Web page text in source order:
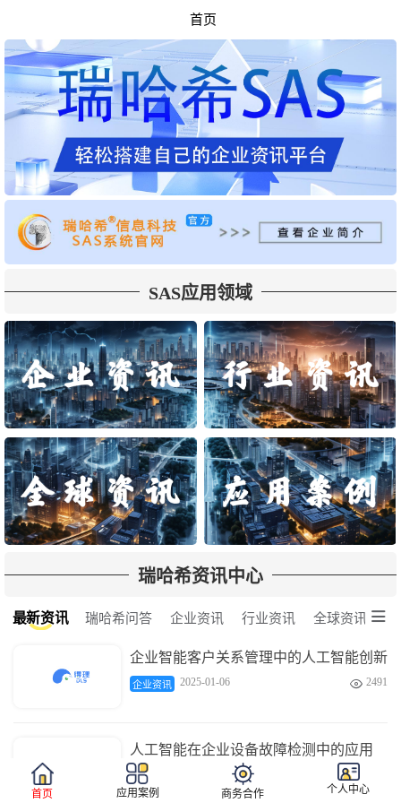
首页
SAS应用领域
瑞哈希资讯中心
最新资讯 瑞哈希问答 企业资讯 行业资讯 全球资讯 
企业智能客户关系管理中的人工智能创新
企业资讯 2025-01-06  2491
人工智能在企业设备故障检测中的应用
企业资讯 
首页
应用案例 商务合作 个人中心